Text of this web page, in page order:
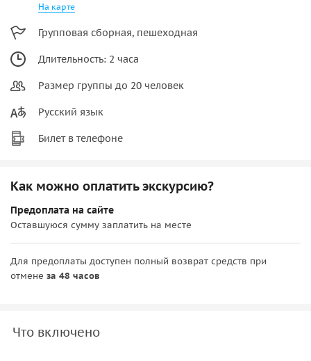
На карте
Групповая сборная, пешеходная
Длительность: 2 часа
Размер группы до 20 человек
Русский язык
Билет в телефоне
Как можно оплатить экскурсию?
Предоплата на сайте
Оставшуюся сумму заплатить на месте
Для предоплаты доступен полный возврат средств при
отмене за 48 часов
Что включено